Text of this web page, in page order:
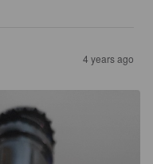
4 years ago